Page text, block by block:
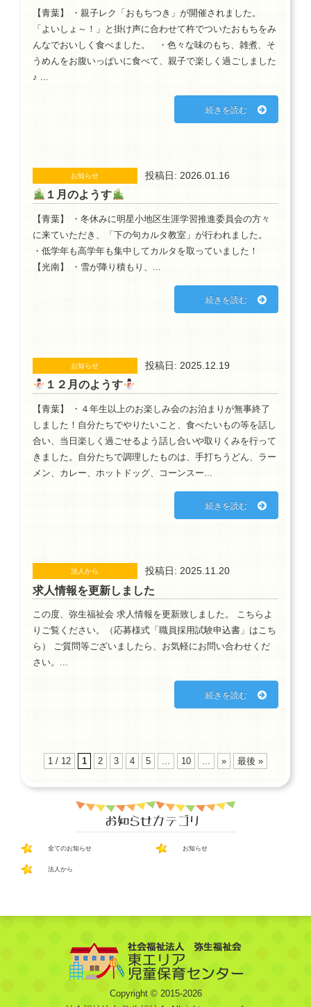
【青葉】 ・親子レク「おもちつき」が開催されました。
「よいしょ～！」と掛け声に合わせて杵でついたおもちをみ
んなでおいしく食べました。 ・色々な味のもち、雑煮、そ
うめんをお腹いっぱいに食べて、親子で楽しく過ごしました
♪ ...
続きを読む
お知らせ 投稿日: 2026.01.16
１月のようす
【青葉】 ・冬休みに明星小地区生涯学習推進委員会の方々
に来ていただき、「下の句カルタ教室」が行われました。
・低学年も高学年も集中してカルタを取っていました！
【光南】 ・雪が降り積もり、...
続きを読む
お知らせ 投稿日: 2025.12.19
１２月のようす
【青葉】 ・４年生以上のお楽しみ会のお泊まりが無事終了
しました！自分たちでやりたいこと、食べたいもの等を話し
合い、当日楽しく過ごせるよう話し合いや取りくみを行って
きました。自分たちで調理したものは、手打ちうどん、ラー
メン、カレー、ホットドッグ、コーンスー...
続きを読む
法人から 投稿日: 2025.11.20
求人情報を更新しました
この度、弥生福祉会 求人情報を更新致しました。 こちらよ
りご覧ください。（応募様式「職員採用試験申込書」はこち
ら） ご質問等ございましたら、お気軽にお問い合わせくだ
さい。...
続きを読む
1 / 12 1 2 3 4 5 10 » 最後 »
全てのお知らせ お知らせ
法人から
Copyright © 2015-2026